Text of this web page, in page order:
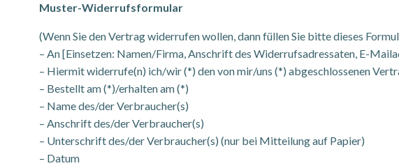
Muster-Widerrufsformular
(Wenn Sie den Vertrag widerrufen wollen, dann füllen Sie bitte dieses
– An [Einsetzen: Namen/Firma, Anschrift des Widerrufsadressaten, E-
– Hiermit widerrufe(n) ich/wir (*) den von mir/uns (*) abgeschlossenen
– Bestellt am (*)/erhalten am (*)
– Name des/der Verbraucher(s)
– Anschrift des/der Verbraucher(s)
– Unterschrift des/der Verbraucher(s) (nur bei Mitteilung auf Papier)
– Datum